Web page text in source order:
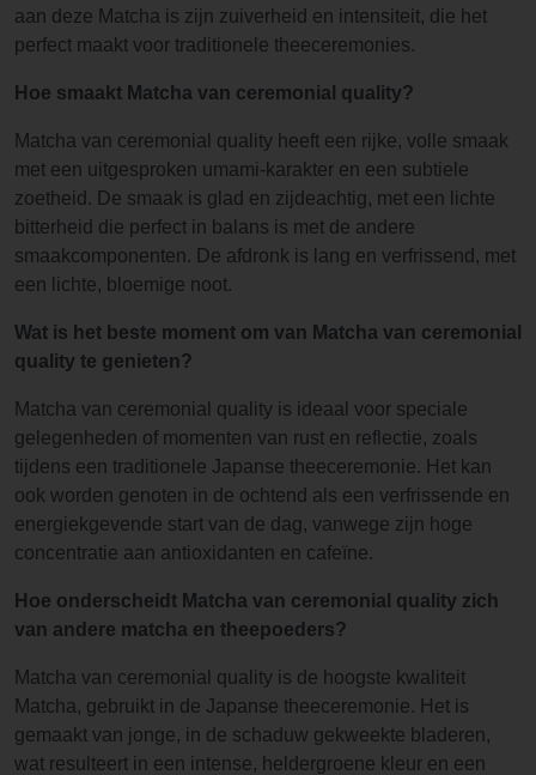
aan deze Matcha is zijn zuiverheid en intensiteit, die het
perfect maakt voor traditionele theeceremonies.
Hoe smaakt Matcha van ceremonial quality?
Matcha van ceremonial quality heeft een rijke, volle smaak
met een uitgesproken umami-karakter en een subtiele
zoetheid. De smaak is glad en zijdeachtig, met een lichte
bitterheid die perfect in balans is met de andere
smaakcomponenten. De afdronk is lang en verfrissend, met
een lichte, bloemige noot.
Wat is het beste moment om van Matcha van ceremonial
quality te genieten?
Matcha van ceremonial quality is ideaal voor speciale
gelegenheden of momenten van rust en reflectie, zoals
tijdens een traditionele Japanse theeceremonie. Het kan
ook worden genoten in de ochtend als een verfrissende en
energiekgevende start van de dag, vanwege zijn hoge
concentratie aan antioxidanten en cafeïne.
Hoe onderscheidt Matcha van ceremonial quality zich
van andere matcha en theepoeders?
Matcha van ceremonial quality is de hoogste kwaliteit
Matcha, gebruikt in de Japanse theeceremonie. Het is
gemaakt van jonge, in de schaduw gekweekte bladeren,
wat resulteert in een intense, heldergroene kleur en een